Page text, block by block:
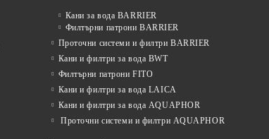
Кани за вода BARRIER
Филтърни патрони BARRIER
Проточни системи и филтри BARRIER
Кани и филтри за вода BWT
Филтърни патрони FITO
Кани и филтри за вода LAICA
Кани и филтри за вода AQUAPHOR
Проточни системи и филтри AQUAPHOR